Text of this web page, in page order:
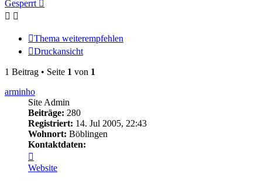
Gesperrt
Thema weiterempfehlen
Druckansicht
1 Beitrag • Seite 1 von 1
arminho
Site Admin
Beiträge: 280
Registriert: 14. Jul 2005, 22:43
Wohnort: Böblingen
Kontaktdaten:
von
arminho
Website